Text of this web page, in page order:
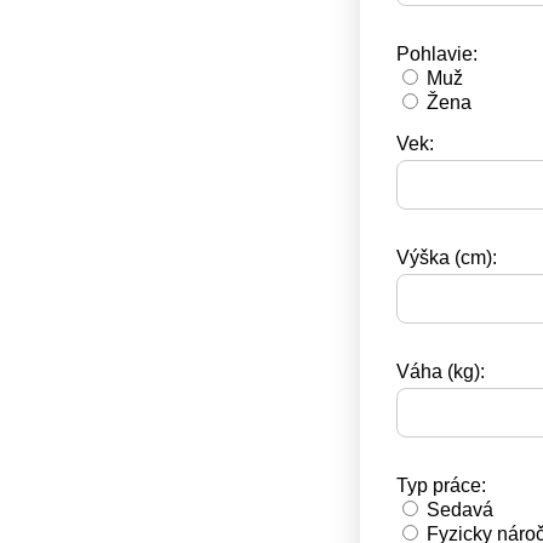
Pohlavie:
Muž
Žena
Vek:
Výška (cm):
Váha (kg):
Typ práce:
Sedavá
Fyzicky